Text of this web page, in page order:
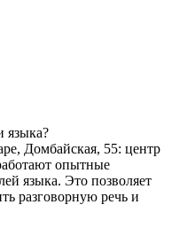
языка?
Домбайская, 55: центр
опытные
языка. Это позволяет
разговорную речь и